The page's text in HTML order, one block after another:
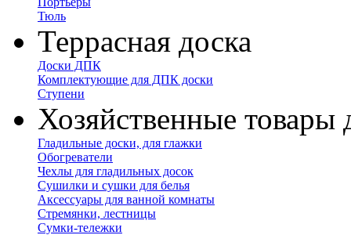
Тюль
Террасная доска
Доски ДПК
Комплектующие для ДПК доски
Ступени
Хозяйственные товары
Гладильные доски, для глажки
Обогреватели
Чехлы для гладильных досок
Сушилки и сушки для белья
Аксессуары для ванной комнаты
Стремянки, лестницы
Сумки-тележки